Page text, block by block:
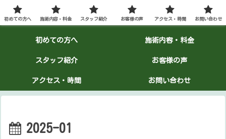
初めての方へ 施術内容・料金
スタッフ紹介 お客様の声
アクセス・時間 お問い合わせ
2025-01
初めての方へ 施術内容・料金 スタッフ紹介 お客様の声 アクセス・時間 お問い合わせ